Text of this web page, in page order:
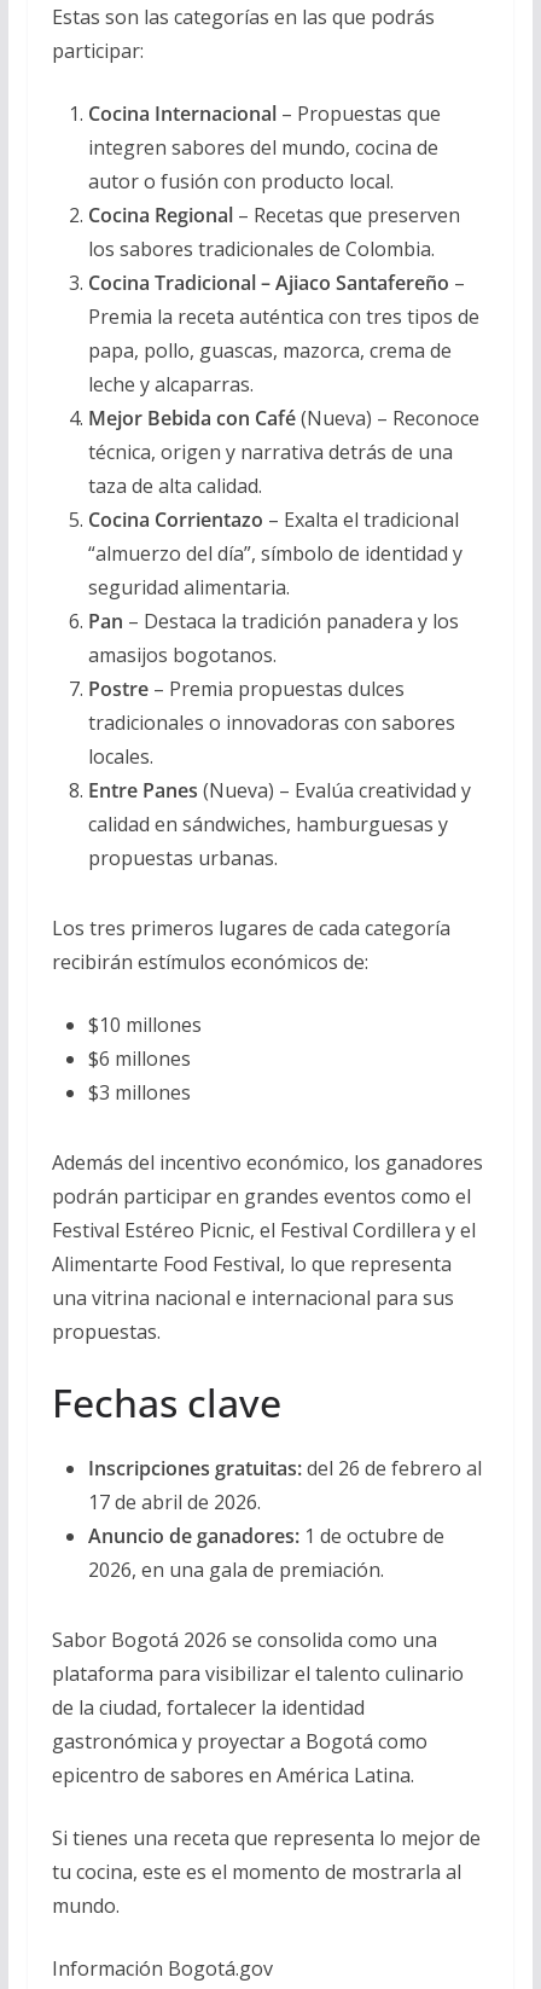
Estas son las categorías en las que podrás
participar:
Cocina Internacional– Propuestas que
integren sabores del mundo, cocina de
autor o fusión con producto local.
Cocina Regional– Recetas que preserven
los sabores tradicionales de Colombia.
Cocina Tradicional – Ajiaco Santafereño –
Premia la receta auténtica con tres tipos de
papa, pollo, guascas, mazorca, crema de
leche y alcaparras.
Mejor Bebida con Café(Nueva) – Reconoce
técnica, origen y narrativa detrás de una
taza de alta calidad.
Cocina Corrientazo – Exalta el tradicional
“almuerzo del día”, símbolo de identidad y
seguridad alimentaria.
Pan – Destaca la tradición panadera y los
amasijos bogotanos.
Postre– Premia propuestas dulces
tradicionales o innovadoras con sabores
locales.
Entre Panes (Nueva) – Evalúa creatividad y
calidad en sándwiches, hamburguesas y
propuestas urbanas.
Los tres primeros lugares de cada categoría
recibirán estímulos económicos de:
$10 millones
$6 millones
$3 millones
Además del incentivo económico, los ganadores
podrán participar en grandes eventos como el
Festival Estéreo Picnic, el Festival Cordillera y el
Alimentarte Food Festival, lo que representa
una vitrina nacional e internacional para sus
propuestas.
Fechas clave
Inscripciones gratuitas:del 26 de febrero al
17 de abril de 2026.
Anuncio de ganadores:1 de octubre de
2026, en una gala de premiación.
Sabor Bogotá 2026 se consolida como una
plataforma para visibilizar el talento culinario
de la ciudad, fortalecer la identidad
gastronómica y proyectar a Bogotá como
epicentro de sabores en América Latina.
Si tienes una receta que representa lo mejor de
tu cocina, este es el momento de mostrarla al
mundo.
Información Bogotá.gov